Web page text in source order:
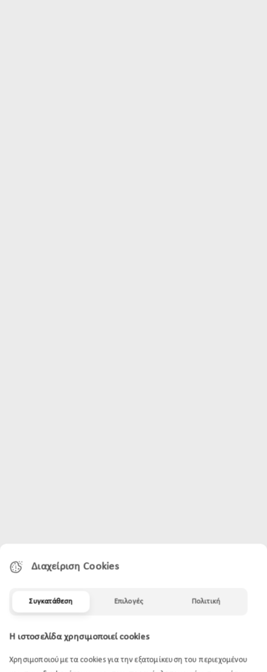
Διαχείριση Cookies
Συγκατάθεση Επιλογές Πολιτική
Η ιστοσελίδα χρησιμοποιεί cookies
Χρησιμοποιούμε τα cookies για την εξατομίκευση του περιεχομένου